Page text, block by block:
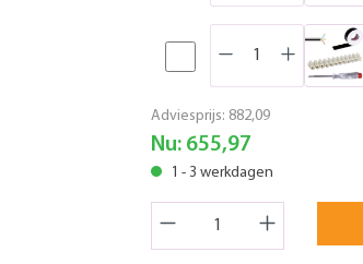
Adviesprijs: 882,09
Nu: 655,97
1 - 3 werkdagen